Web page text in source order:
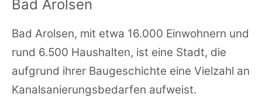
Bad Arolsen
Bad Arolsen, mit etwa 16.000 Einwohnern und
rund 6.500 Haushalten, ist eine Stadt, die
aufgrund ihrer Baugeschichte eine Vielzahl an
Kanalsanierungsbedarfen aufweist.